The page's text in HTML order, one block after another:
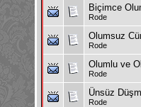
Biçimce
Rode
Olumsuz
Rode
Olumlu ve
Rode
Ünsüz
Rode